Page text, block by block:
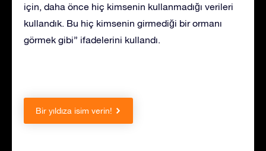
için, daha önce hiç kimsenin kullanmadığı verileri
kullandık. Bu hiç kimsenin girmediği bir ormanı
görmek gibi” ifadelerini kullandı.
Bir yıldıza isim verin!